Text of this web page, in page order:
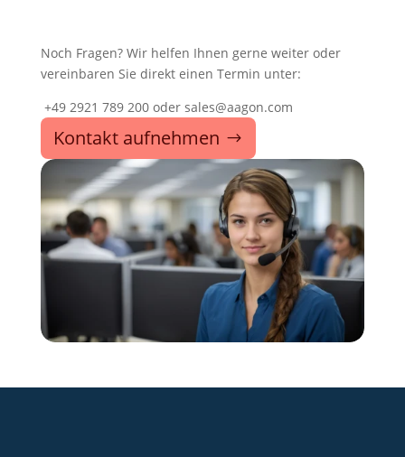
Noch Fragen? Wir helfen Ihnen gerne weiter oder
vereinbaren Sie direkt einen Termin unter:
+49 2921 789 200 oder sales@aagon.com
Kontakt aufnehmen